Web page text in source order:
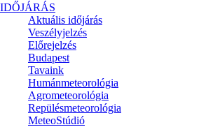
IDŐJÁRÁS
Aktuális időjárás
Veszélyjelzés
Előrejelzés
Budapest
Tavaink
Humánmeteorológia
Agrometeorológia
Repülésmeteorológia
MeteoStúdió